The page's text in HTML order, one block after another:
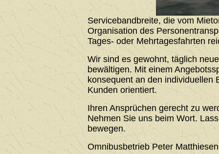
Servicebandbreite, die vom
Organisation des
Tages- oder Mehrtagesfahrten
Wir sind es gewohnt, täglich
bewältigen. Mit einem
konsequent an den individuellen
Kunden orientiert.
Ihren Ansprüchen gerecht zu
Nehmen Sie uns beim Wort.
bewegen.
Omnibusbetrieb Peter Matthiesen